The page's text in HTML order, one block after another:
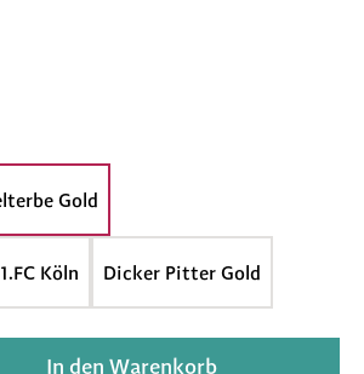
verfügbar.)
Gold
Köln Dicker Pitter Gold
gewünschten Wert ein
In den Warenkorb